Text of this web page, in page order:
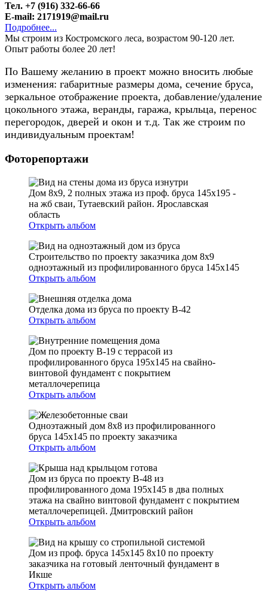
Тел. +7 (916) 332-66-66
E-mail: 2171919@mail.ru
Подробнее...
Мы строим из Костромского леса, возрастом 90-120 лет.
Опыт работы более 20 лет!
По Вашему желанию в проект можно вносить любые
изменения: габаритные размеры дома, сечение бруса,
зеркальное отображение проекта, добавление/удаление
цокольного этажа, веранды, гаража, крыльца, перенос
перегородок, дверей и окон и т.д. Так же строим по
индивидуальным проектам!
Фоторепортажи
Дом 8х9, 2 полных этажа из проф. бруса 145х195 -
на жб сваи, Тутаевский район. Ярославская
область
Открыть альбом
Строительство по проекту заказчика дом 8х9
одноэтажный из профилированного бруса 145х145
Открыть альбом
Отделка дома из бруса по проекту В-42
Открыть альбом
Дом по проекту В-19 с террасой из
профилированного бруса 195х145 на свайно-
винтовой фундамент с покрытием
металлочерепица
Открыть альбом
Одноэтажный дом 8х8 из профилированного
бруса 145х145 по проекту заказчика
Открыть альбом
Дом из бруса по проекту В-48 из
профилированного дома 195х145 в два полных
этажа на свайно винтовой фундамент с покрытием
металлочерепицей. Дмитровский район
Открыть альбом
Дом из проф. бруса 145х145 8х10 по проекту
заказчика на готовый ленточный фундамент в
Икше
Открыть альбом